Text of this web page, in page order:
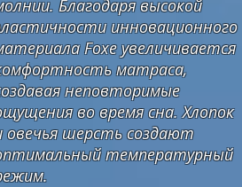
Благодаря высокой
инновационного
Foxe увеличивается
матраса,
неповторимые
во время сна. Хлопок
овечья шерсть создают
температурный